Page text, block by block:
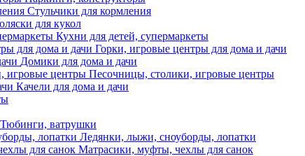
Стульчики для кормления
для кукол
Кухни для детей, супермаркеты
Горки, игровые центры для дома и дачи
Домики для дома и дачи
Песочницы, столики, игровые центры
Качели для дома и дачи
Тюбинги, ватрушки
Ледянки, лыжи, сноуборды, лопатки
Матрасики, муфты, чехлы для санок